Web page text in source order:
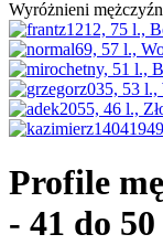
Wyróżnieni
Profile
- 41 do